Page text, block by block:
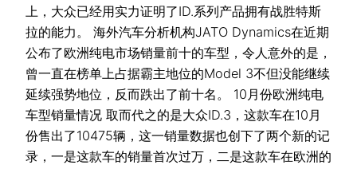
上，大众已经用实力证明了ID.系列产品拥有战胜特斯
拉的能力。 海外汽车分析机构JATO Dynamics在近期
公布了欧洲纯电市场销量前十的车型，令人意外的是，
曾一直在榜单上占据霸主地位的Model 3不但没能继续
延续强势地位，反而跌出了前十名。 10月份欧洲纯电
车型销量情况 取而代之的是大众ID.3，这款车在10月
份售出了10475辆，这一销量数据也创下了两个新的记
录，一是这款车的销量首次过万，二是这款车在欧洲的